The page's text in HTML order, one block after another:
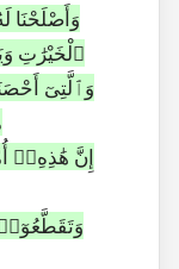
ٱلْخَيْرَٰتِ